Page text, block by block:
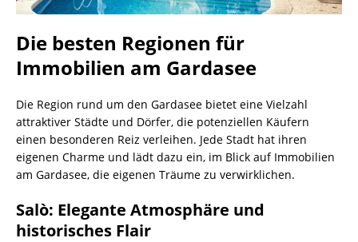
Die besten Regionen für
Immobilien am Gardasee
Die Region rund um den Gardasee bietet eine Vielzahl
attraktiver Städte und Dörfer, die potenziellen Käufern
einen besonderen Reiz verleihen. Jede Stadt hat ihren
eigenen Charme und lädt dazu ein, im Blick auf Immobilien
am Gardasee, die eigenen Träume zu verwirklichen.
Salò: Elegante Atmosphäre und
historisches Flair